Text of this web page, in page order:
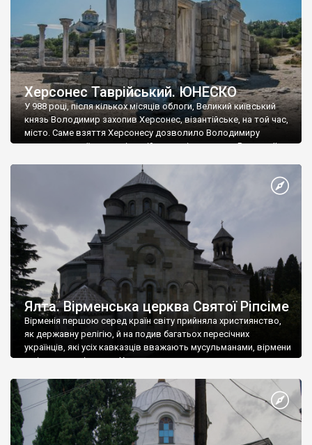
Херсонес Таврійський. ЮНЕСКО
У 988 році, після кількох місяців облоги, Великий київський
князь Володимир захопив Херсонес, візантійське, на той час,
місто. Саме взяття Херсонесу дозволило Володимиру
диктувати свої умови візантійському імператору Василю ІІ, та
Херсонесі Володимир-язичник, став Василем-християнином.
А потім було Хрещення Русі. На честь Херсонесу Таврійського
Ялта. Вірменська церква Святої Ріпсіме
Вірменія першою серед країн світу прийняла християнство,
як державну релігію, й на подив багатьох пересічних
українців, які усіх кавказців вважають мусульманами, вірмени
є відданими вірянами Христа